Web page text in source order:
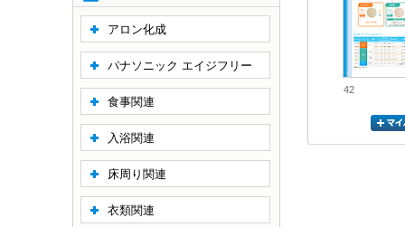
42
アロン化成
パナソニック エイジフリー
食事関連
入浴関連
床周り関連
衣類関連